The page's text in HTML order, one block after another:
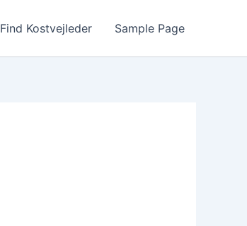
Find Kostvejleder Sample Page